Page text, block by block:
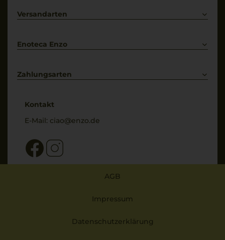
Kontakt
Versandarten
Enoteca Enzo
Bewertungs-Richtlinien
Zahlungsarten
Kontakt
E-Mail: ciao@enzo.de
AGB
Impressum
Datenschutzerklärung